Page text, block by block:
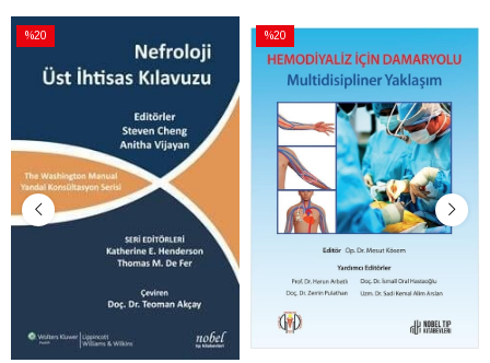
%20
%20İndirim
%20
İndirim
%20İndirim